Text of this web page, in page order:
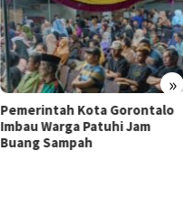
»
Pemerintah Kota Gorontalo
Imbau Warga Patuhi Jam
Buang Sampah